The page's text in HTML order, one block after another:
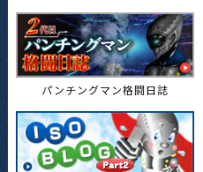
パンチングマン格闘日誌